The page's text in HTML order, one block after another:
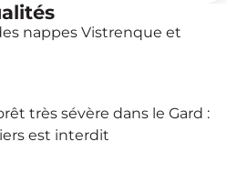
nappes Vistrenque et
très sévère dans le Gard :
est interdit